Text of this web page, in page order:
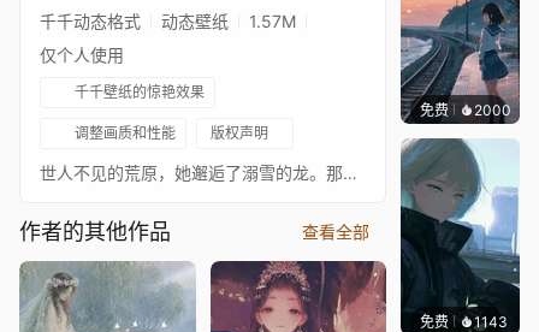
千千动态格式 动态壁纸
1.57M
仅个人使用
千千壁纸的惊艳效果
调整画质和性能 版权声明
世人不见的荒原，她邂逅了溺雪的龙。那粉白的、未载史册的庞大身影，悬停在雪色消融的边缘。乌晶般的龙瞳低垂，望进她眼底的寂静。无需雷动，不惹风云。唯有雪声簌簌，温柔地覆盖着相遇的荒诞与恒远。它本应在深渊翻涌，此刻却停驻，成她雪夜里唯一的童话。
作者的其他作品 查看全部
免费 2000辰东
免费 1143辰东